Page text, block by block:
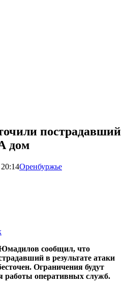
пострадавший
дом
Оренбуржье
сообщил, что
в результате атаки
Ограничения будут
работы оперативных служб.